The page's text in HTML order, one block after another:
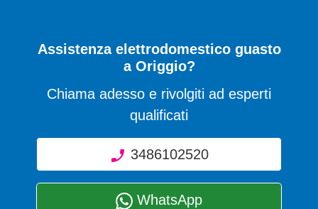
Assistenza elettrodomestico guasto
a Origgio?
Chiama adesso e rivolgiti ad esperti
qualificati
3486102520
WhatsApp